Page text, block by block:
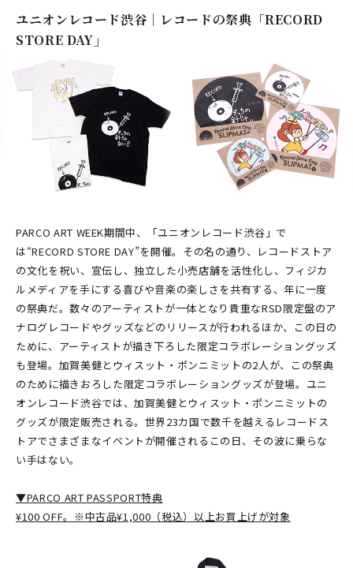
ユニオンレコード渋谷｜レコードの祭典「RECORD
STORE DAY」
PARCO ART WEEK期間中、「ユニオンレコード渋谷」で
は“RECORD STORE DAY”を開催。その名の通り、レコードストア
の文化を祝い、宣伝し、独立した小売店舗を活性化し、フィジカ
ルメディアを手にする喜びや音楽の楽しさを共有する、年に一度
の祭典だ。数々のアーティストが一体となり貴重なRSD限定盤のア
ナログレコードやグッズなどのリリースが行われるほか、この日の
ために、アーティストが描き下ろした限定コラボレーショングッズ
も登場。加賀美健とウィスット・ポンニミットの2人が、この祭典
のために描きおろした限定コラボレーショングッズが登場。ユニ
オンレコード渋谷では、加賀美健とウィスット・ポンニミットの
グッズが限定販売される。世界23カ国で数千を越えるレコードス
トアでさまざまなイベントが開催されるこの日、その波に乗らな
い手はない。
▼PARCO ART PASSPORT特典
¥100 OFF。※中古品¥1,000（税込）以上お買上げが対象